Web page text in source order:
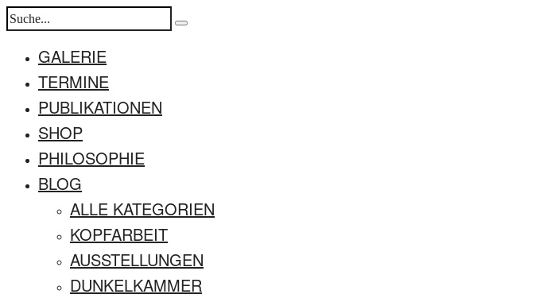
GALERIE
TERMINE
PUBLIKATIONEN
SHOP
PHILOSOPHIE
BLOG
ALLE KATEGORIEN
KOPFARBEIT
AUSSTELLUNGEN
DUNKELKAMMER